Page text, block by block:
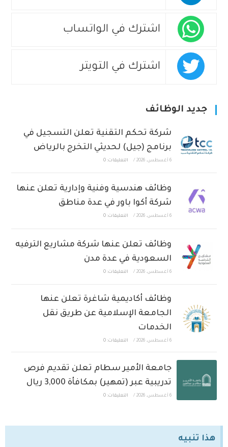
اشترك في الواتساب
اشترك في التويتر
جديد الوظائف
شركة تحكم التقنية تعلن التسجيل في
برنامج (جيل) لحديثي التخرج بالرياض
6 أغسطس، 2026 / التعليقات: 0
وظائف هندسية وفنية وإدارية تعلن عنها
شركة أكوا باور في عدة مناطق
6 أغسطس، 2026 / التعليقات: 0
وظائف تعلن عنها شركة مشاريع الترفيه
السعودية في عدة مدن
6 أغسطس، 2026 / التعليقات: 0
وظائف أكاديمية شاغرة تعلن عنها
الجامعة الإسلامية عن طريق نقل
الخدمات
6 أغسطس، 2026 / التعليقات: 0
جامعة الأمير سطام تعلن تقديم فرص
تدريبية عبر (تمهير) بمكافأة 3,000 ريال
6 أغسطس، 2026 / التعليقات: 0
هذا تنبيه